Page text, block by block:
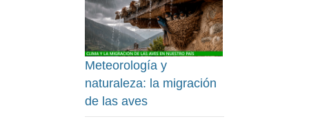
Meteorología y
naturaleza: la migración
de las aves